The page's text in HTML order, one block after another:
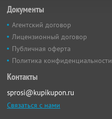
Документы
Агентский договор
Лицензионный договор
Публичная оферта
Политика конфиденциальности
Контакты
sprosi@kupikupon.ru
Связаться с нами